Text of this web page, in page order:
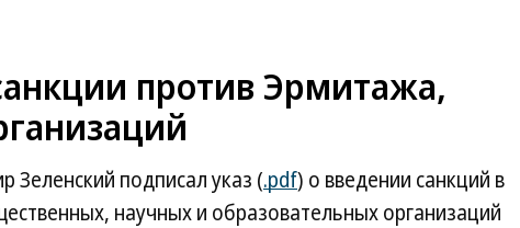
против Эрмитажа,
Зеленский подписал указ (.pdf) о введении санкций в
научных и образовательных организаций